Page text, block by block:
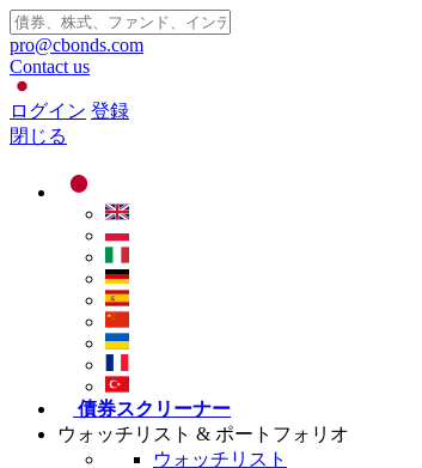
pro@cbonds.com
Contact us
ログイン 登録
閉じる
債券スクリーナー
ウォッチリスト & ポートフォリオ
ウォッチリスト